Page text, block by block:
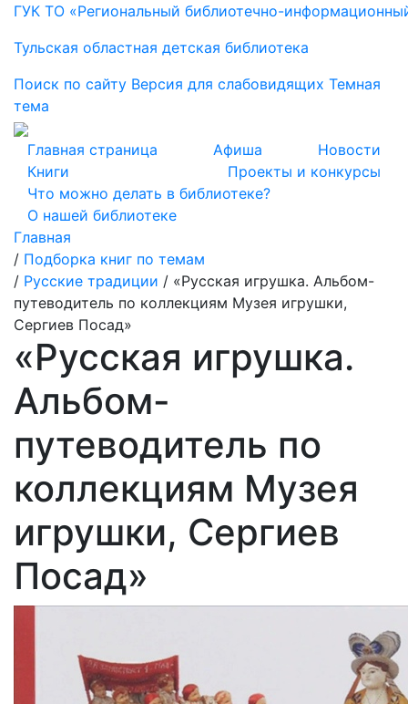
ГУК ТО «Региональный библиотечно-
Тульская областная детская библиотека
Поиск по сайту Версия для слабовидящих Темная
тема
Главная страница Афиша
Новости
Книги
Проекты и конкурсы
Что можно делать в библиотеке?
О нашей библиотеке
Главная
/ Подборка книг по темам
/ Русские традиции / «Русская игрушка. Альбом-
путеводитель по коллекциям Музея игрушки,
Сергиев Посад»
«Русская игрушка.
Альбом-
путеводитель по
коллекциям Музея
игрушки, Сергиев
Посад»